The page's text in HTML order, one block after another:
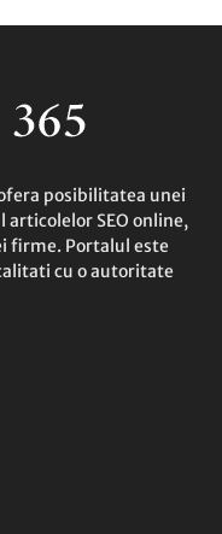
posibilitatea unei
SEO online,
firme. Portalul este
cu o autoritate